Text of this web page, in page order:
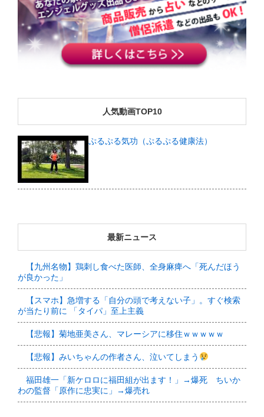
人気動画TOP10
ぷるぷる気功（ぷるぷる健康法）
最新ニュース
【九州名物】鶏刺し食べた医師、全身麻痺へ「死んだほう
が良かった」
【スマホ】急増する「自分の頭で考えない子」。すぐ検索
が当たり前に 「タイパ」至上主義
【悲報】菊地亜美さん、マレーシアに移住ｗｗｗｗｗ
【悲報】みいちゃんの作者さん、泣いてしまう
福田雄一「新ケロロに福田組が出ます！」→爆死 ちいか
わの監督「原作に忠実に」→爆売れ